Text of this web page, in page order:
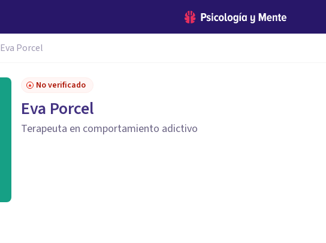
Eva Porcel
No verificado
Eva Porcel
Terapeuta en comportamiento adictivo